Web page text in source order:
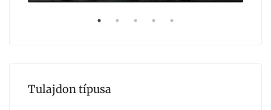
Tulajdon típusa